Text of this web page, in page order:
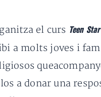
el curs Teen Star
a molts joves i
a donar una